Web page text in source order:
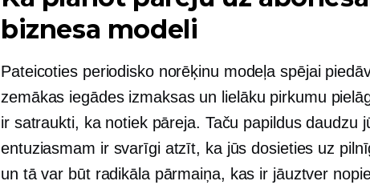
biznesa modeli
Pateicoties periodisko norēķinu modeļa spējai
zemākas iegādes izmaksas un lielāku pirkumu
ir satraukti, ka notiek pāreja. Taču papildus daudzu
entuziasmam ir svarīgi atzīt, ka jūs dosieties uz
un tā var būt radikāla pārmaiņa, kas ir jāuztver